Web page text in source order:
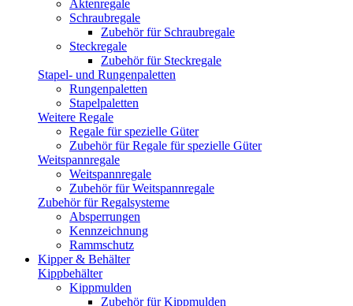
Aktenregale
Schraubregale
Zubehör für Schraubregale
Steckregale
Zubehör für Steckregale
Stapel- und Rungenpaletten
Rungenpaletten
Stapelpaletten
Weitere Regale
Regale für spezielle Güter
Zubehör für Regale für spezielle Güter
Weitspannregale
Weitspannregale
Zubehör für Weitspannregale
Zubehör für Regalsysteme
Absperrungen
Kennzeichnung
Rammschutz
Kipper & Behälter
Kippbehälter
Kippmulden
Zubehör für Kippmulden